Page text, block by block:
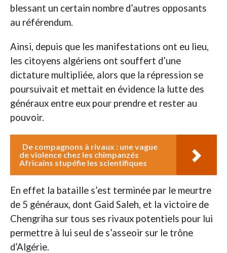
blessant un certain nombre d’autres opposants
au référendum.
Ainsi, depuis que les manifestations ont eu lieu,
les citoyens algériens ont souffert d’une
dictature multipliée, alors que la répression se
poursuivait et mettait en évidence la lutte des
généraux entre eux pour prendre et rester au
pouvoir.
De compagnons à rivaux : une vague
de violence chez les chimpanzés
Africains stupéfie les scientifiques
En effet la bataille s’est terminée par le meurtre
de 5 généraux, dont Gaid Saleh, et la victoire de
Chengriha sur tous ses rivaux potentiels pour lui
permettre à lui seul de s’asseoir sur le trône
d’Algérie.